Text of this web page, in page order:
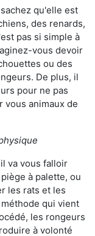
qu'elle est
des renards,
pas si simple à
vous devoir
ou des
De plus, il
pour ne pas
vous animaux de
va vous falloir
à palette, ou
les rats et les
qui vient
les rongeurs
à volonté